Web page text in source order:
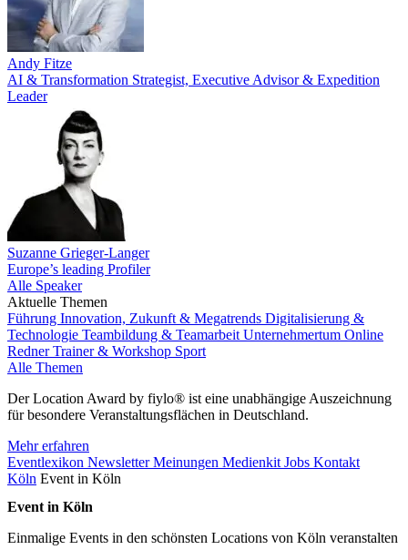
Andy Fitze
AI & Transformation Strategist, Executive Advisor & Expedition
Leader
Suzanne Grieger-Langer
Europe’s leading Profiler
Alle Speaker
Aktuelle Themen
Führung Innovation, Zukunft & Megatrends Digitalisierung &
Technologie Teambildung & Teamarbeit Unternehmertum Online
RednerTrainer & Workshop Sport
Alle Themen
Der Location Award by fiylo® ist eine unabhängige Auszeichnung
für besondere Veranstaltungsflächen in Deutschland.
Mehr erfahren
Eventlexikon NewsletterMeinungen Medienkit Jobs Kontakt
Köln Event in Köln
Event in Köln
Einmalige Events in den schönsten Locations von Köln veranstalten